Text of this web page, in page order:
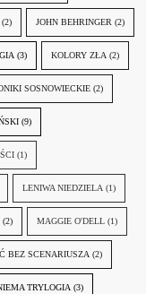
(2) JOHN BEHRINGER (2)
(3) KOLORY ZŁA (2)
SOSNOWIECKIE (2)
(9)
(1)
LENIWA NIEDZIELA (1)
(2) MAGGIE O'DELL (1)
BEZ SCENARIUSZA (2)
TRYLOGIA (3)